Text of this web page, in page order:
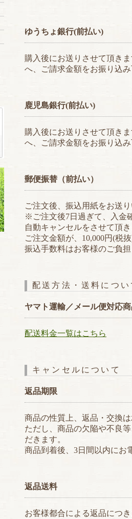
ゆうちょ銀行(前払い)
購入後にお送りさせて頂き
へ、ご請求金額をお振り込み
鹿児島銀行(前払い)
購入後にお送りさせて頂き
へ、ご請求金額をお振り込み
郵便振替（前払い）
ご注文後、振込用紙をお送り
※ご注文後7日過ぎて、入金
自動キャンセルをさせて頂き
ご注文金額が、10,000円(税
振込手数料はお客様のご負
配送方法・送料につい
ヤマト運輸／メール便対応
配送料金一覧はこちら
キャンセルについて
返品期限
商品の性質上、返品・交換は
ただし、商品の欠陥や不良
だきます。
商品到着後、3日間以内にお
返品送料
お客様都合による返品につ